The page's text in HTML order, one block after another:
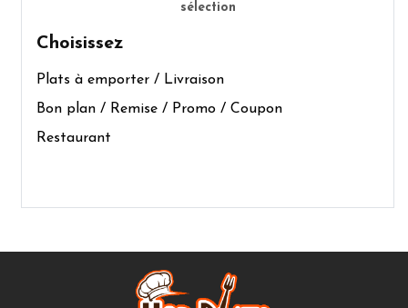
sélection
Choisissez
Plats à emporter / Livraison
Bon plan / Remise / Promo / Coupon
Restaurant